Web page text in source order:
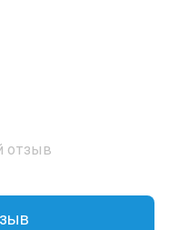
отзыв